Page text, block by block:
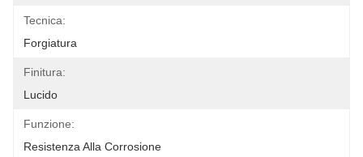
Tecnica:
Forgiatura
Finitura:
Lucido
Funzione:
Resistenza Alla Corrosione